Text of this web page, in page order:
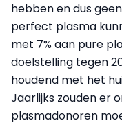
hebben en dus
perfect plasma
met 7% aan pure
doelstelling tegen
houdend met het
Jaarlijks zouden er
plasmadonoren